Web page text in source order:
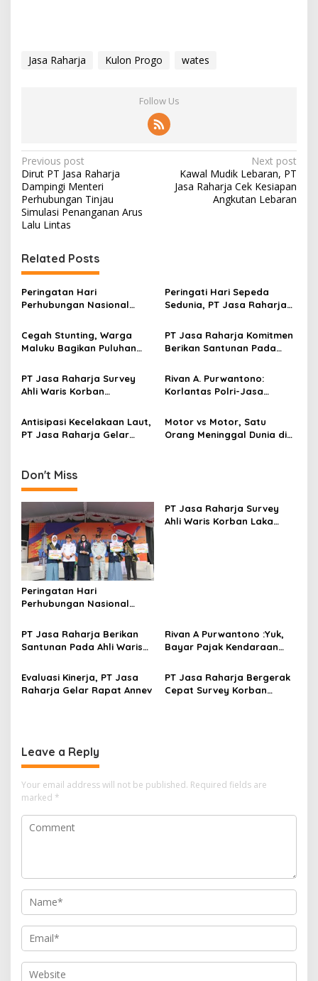
Jasa Raharja Kulon Progo wates
Follow Us
Post
navigation
Previous post
Dirut PT Jasa Raharja
Dampingi Menteri
Perhubungan Tinjau
Simulasi Penanganan Arus
Lalu Lintas
Next post
Kawal Mudik Lebaran, PT
Jasa Raharja Cek Kesiapan
Angkutan Lebaran
Related Posts
Peringatan Hari
Perhubungan Nasional
Wates Kulon Progo
Peringati Hari Sepeda
Sedunia, PT Jasa Raharja
Beramal
Cegah Stunting, Warga
Maluku Bagikan Puluhan
PT Jasa Raharja Komitmen
Berikan Santunan Pada
PT Jasa Raharja Survey
Ahli Waris Korban
Tiga UIN sunan Kalijaga
Rivan A. Purwantono:
Korlantas Polri-Jasa
Jelang G20
Antisipasi Kecelakaan Laut,
PT Jasa Raharja Gelar
Motor vs Motor, Satu
Orang Meninggal Dunia di
Don't Miss
Peringatan Hari
Perhubungan Nasional
Wates Kulon Progo
PT Jasa Raharja Survey
Ahli Waris Korban Laka
PT Jasa Raharja Berikan
Santunan Pada Ahli Waris
Lintas
Rivan A Purwantono :Yuk,
Bayar Pajak Kendaraan
Evaluasi Kinerja, PT Jasa
Raharja Gelar Rapat Annev
PT Jasa Raharja Bergerak
Cepat Survey Korban
Leave a Reply
Your email address will not be published. Required fields are
marked *